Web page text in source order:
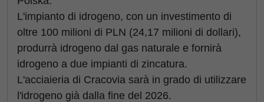
L'impianto di idrogeno, con un investimento di
oltre 100 milioni di PLN (24,17 milioni di dollari),
produrrà idrogeno dal gas naturale e fornirà
idrogeno a due impianti di zincatura.
L'acciaieria di Cracovia sarà in grado di utilizzare
l'idrogeno già dalla fine del 2026.